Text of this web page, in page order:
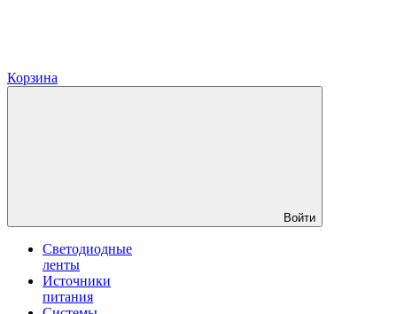
Корзина
Войти
Светодиодные
ленты
Источники
питания